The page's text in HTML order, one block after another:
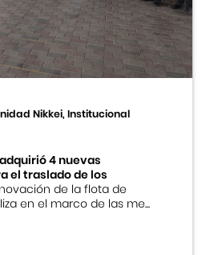
Japonés
Japonesa
Nikkei, Institucional
4 nuevas
el traslado de los
de la flota de
en el marco de las me...